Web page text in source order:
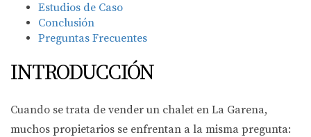
Estudios de Caso
Conclusión
Preguntas Frecuentes
INTRODUCCIÓN
Cuando se trata de vender un chalet en La Garena,
muchos propietarios se enfrentan a la misma pregunta: